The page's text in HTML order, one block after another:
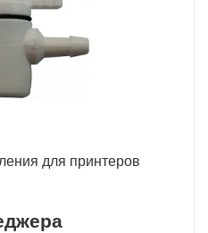
для принтеров